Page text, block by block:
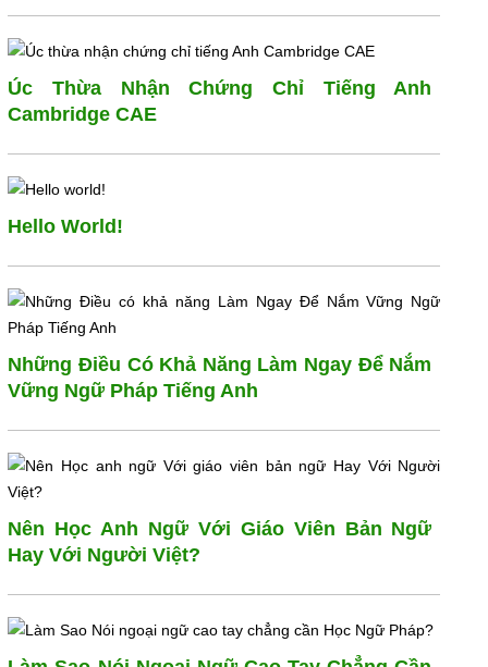
Úc Thừa Nhận Chứng Chỉ Tiếng Anh
Cambridge CAE
Hello World!
Những Điều Có Khả Năng Làm Ngay Để Nắm
Vững Ngữ Pháp Tiếng Anh
Nên Học Anh Ngữ Với Giáo Viên Bản Ngữ
Hay Với Người Việt?